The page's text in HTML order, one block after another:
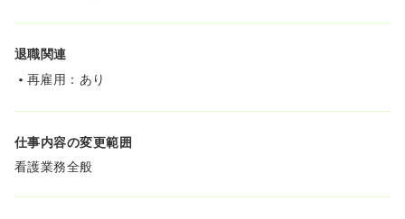
退職関連
再雇用：あり
仕事内容の変更範囲
看護業務全般